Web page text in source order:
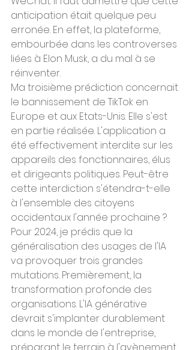
anticipation était quelque peu
erronée. En effet, la plateforme,
embourbée dans les controverses
liées à Elon Musk, a du mal à se
réinventer.
Ma troisième prédiction concernait
le bannissement de TikTok en
Europe et aux Etats-Unis. Elle s'est
en partie réalisée. L'application a
été effectivement interdite sur les
appareils des fonctionnaires, élus
et dirigeants politiques. Peut-être
cette interdiction s'étendra-t-elle
à l'ensemble des citoyens
occidentaux l'année prochaine ?
Pour 2024, je prédis que la
généralisation des usages de l'IA
va provoquer trois grandes
mutations. Premièrement, la
transformation profonde des
organisations. L'IA générative
devrait s'implanter durablement
dans le monde de l'entreprise,